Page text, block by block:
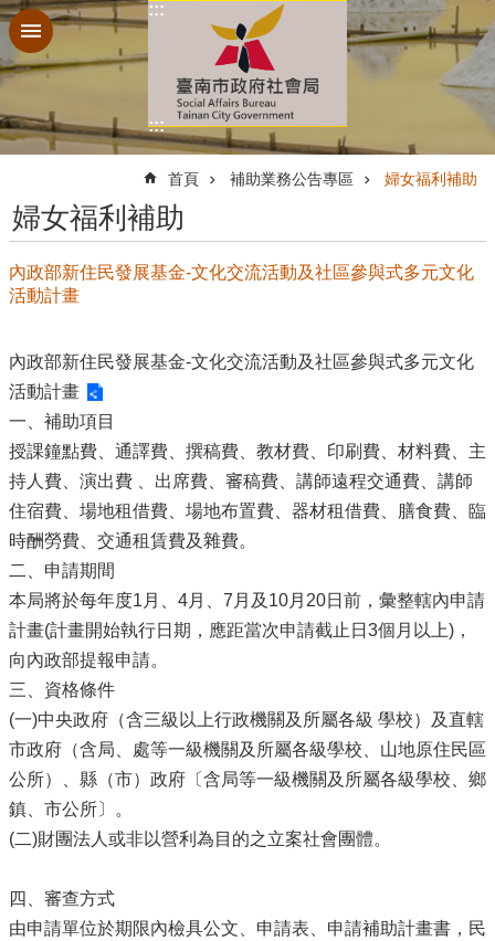
跳到主要內容區塊
:::
:::
首頁 補助業務公告專區 婦女福利補助
婦女福利補助
內政部新住民發展基金-文化交流活動及社區參與式多元文化
活動計畫
內政部新住民發展基金-文化交流活動及社區參與式多元文化
活動計畫
一、補助項目
授課鐘點費、通譯費、撰稿費、教材費、印刷費、材料費、主
持人費、演出費 、出席費、審稿費、講師遠程交通費、講師
住宿費、場地租借費、場地布置費、器材租借費、膳食費、臨
時酬勞費、交通租賃費及雜費。
二、申請期間
本局將於每年度1月、4月、7月及10月20日前，彙整轄內申請
計畫(計畫開始執行日期，應距當次申請截止日3個月以上)，
向內政部提報申請。
三、資格條件
(一)中央政府（含三級以上行政機關及所屬各級 學校）及直轄
市政府（含局、處等一級機關及所屬各級學校、山地原住民區
公所）、縣（市）政府〔含局等一級機關及所屬各級學校、鄉
鎮、市公所〕。
(二)財團法人或非以營利為目的之立案社會團體。
四、審查方式
由申請單位於期限內檢具公文、申請表、申請補助計畫書，民